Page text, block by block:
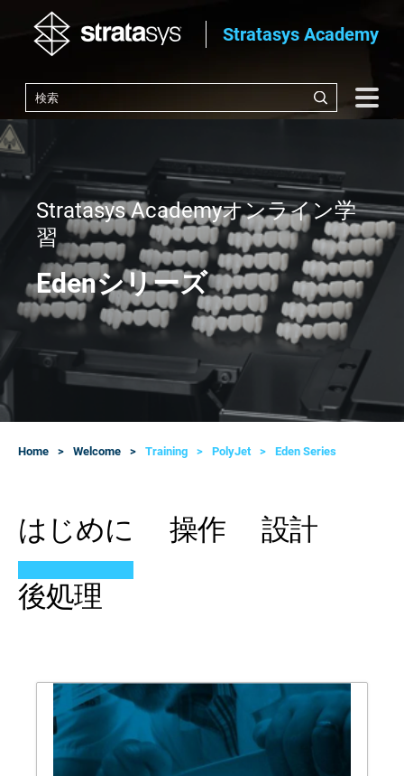
Stratasys Academy
Stratasys Academyオンライン学
習
Edenシリーズ
Home Welcome Training PolyJet Eden Series
はじめに 操作
設計
後処理